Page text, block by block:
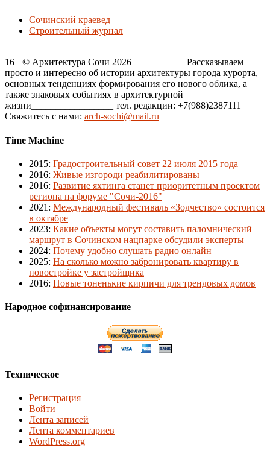
Сочинский краевед
Строительный журнал
16+ © Архитектура Сочи 2026___________ Рассказываем
просто и интересно об истории архитектуры города курорта,
основных тенденциях формирования его нового облика, а
также знаковых событиях в архитектурной
жизни_________________ тел. редакции: +7(988)2387111
Свяжитесь с нами: arch-sochi@mail.ru
Time Machine
2015: Градостроительный совет 22 июля 2015 года
2016: Живые изгороди реабилитированы
2016: Развитие яхтинга станет приоритетным проектом
региона на форуме "Сочи-2016"
2021 : Международный фестиваль «Зодчество» состоится
в октябре
2023: Какие объекты могут составить паломнический
маршрут в Сочинском нацпарке обсудили эксперты
2024: Почему удобно слушать радио онлайн
2025: На сколько можно забронировать квартиру в
новостройке у застройщика
2016: Новые тоненькие кирпичи для трендовых домов
Народное софинансирование
Техническое
Регистрация
Войти
Лента записей
Лента комментариев
WordPress.org